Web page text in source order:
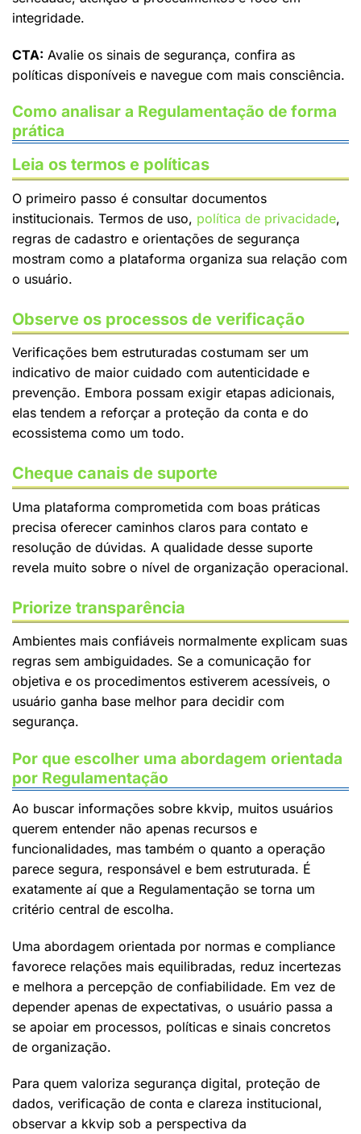
integridade.
CTA: Avalie os sinais de segurança, confira as
políticas disponíveis e navegue com mais consciência.
Como analisar a Regulamentação de forma
prática
Leia os termos e políticas
O primeiro passo é consultar documentos
institucionais. Termos de uso, política de privacidade,
regras de cadastro e orientações de segurança
mostram como a plataforma organiza sua relação com
o usuário.
Observe os processos de verificação
Verificações bem estruturadas costumam ser um
indicativo de maior cuidado com autenticidade e
prevenção. Embora possam exigir etapas adicionais,
elas tendem a reforçar a proteção da conta e do
ecossistema como um todo.
Cheque canais de suporte
Uma plataforma comprometida com boas práticas
precisa oferecer caminhos claros para contato e
resolução de dúvidas. A qualidade desse suporte
revela muito sobre o nível de organização operacional.
Priorize transparência
Ambientes mais confiáveis normalmente explicam suas
regras sem ambiguidades. Se a comunicação for
objetiva e os procedimentos estiverem acessíveis, o
usuário ganha base melhor para decidir com
segurança.
Por que escolher uma abordagem orientada
por Regulamentação
Ao buscar informações sobre kkvip, muitos usuários
querem entender não apenas recursos e
funcionalidades, mas também o quanto a operação
parece segura, responsável e bem estruturada. É
exatamente aí que a Regulamentação se torna um
critério central de escolha.
Uma abordagem orientada por normas e compliance
favorece relações mais equilibradas, reduz incertezas
e melhora a percepção de confiabilidade. Em vez de
depender apenas de expectativas, o usuário passa a
se apoiar em processos, políticas e sinais concretos
de organização.
Para quem valoriza segurança digital, proteção de
dados, verificação de conta e clareza institucional,
observar a kkvip sob a perspectiva da